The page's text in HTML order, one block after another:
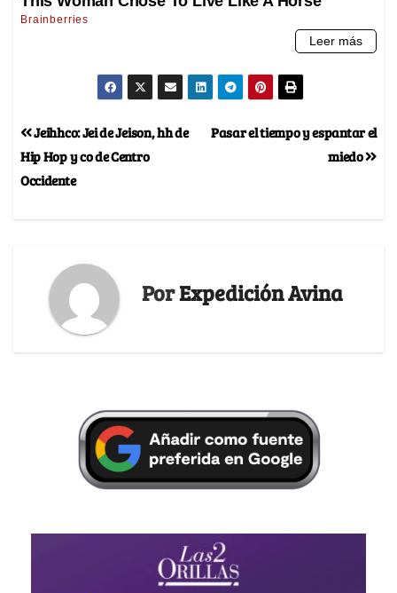
Pasar el tiempo y espantar el
miedo
Jeihhco: Jei de Jeison, hh de
Hip Hop y co de Centro
Occidente
PorExpedición Avina